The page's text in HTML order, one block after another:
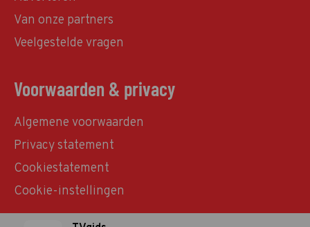
Van onze partners
Veelgestelde vragen
Voorwaarden & privacy
Algemene voorwaarden
Privacy statement
Cookiestatement
Cookie-instellingen